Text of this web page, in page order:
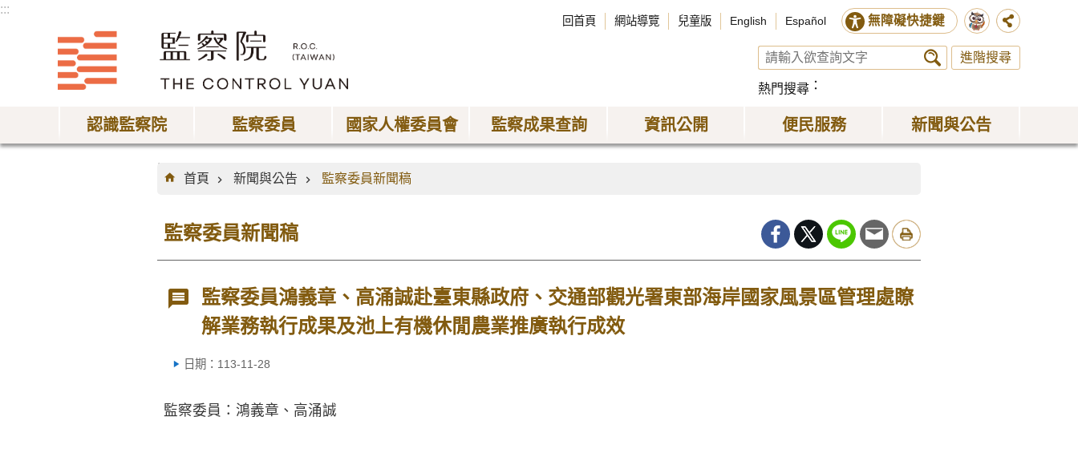
:::
回首頁 網站導覽 兒童版 English Español 無障礙快捷鍵
進階搜尋
熱門搜尋
認識監察院 監察委員 國家人權委員會 監察成果查詢 資訊公開 便民服務 新聞與公告
:::
首頁
新聞與公告 監察委員新聞稿
監察委員新聞稿
監察委員鴻義章、高涌誠赴臺東縣政府、交通部觀光署東部海岸國家風景區管理處瞭
解業務執行成果及池上有機休閒農業推廣執行成效
日期：113-11-28
監察委員：鴻義章、高涌誠